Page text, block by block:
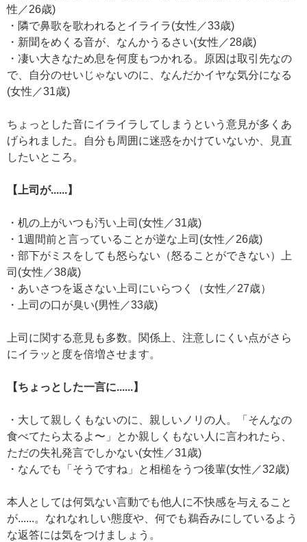
性／26歳)
・隣で鼻歌を歌われるとイライラ(女性／33歳)
・新聞をめくる音が、なんかうるさい(女性／28歳)
・凄い大きなため息を何度もつかれる。原因は取引先なの
で、自分のせいじゃないのに、なんだかイヤな気分になる
(女性／31歳)
ちょっとした音にイライラしてしまうという意見が多くあ
げられました。自分も周囲に迷惑をかけていないか、見直
したいところ。
【上司が......】
・机の上がいつも汚い上司(女性／31歳)
・1週間前と言っていることが逆な上司(女性／26歳)
・部下がミスをしても怒らない（怒ることができない）上
司(女性／38歳)
・あいさつを返さない上司にいらつく（女性／27歳）
・上司の口が臭い(男性／33歳)
上司に関する意見も多数。関係上、注意しにくい点がさら
にイラッと度を倍増させます。
【ちょっとした一言に......】
・大して親しくもないのに、親しいノリの人。「そんなの
食べてたら太るよ〜」とか親しくもない人に言われたら、
ただの失礼発言でしかない(女性／31歳)
・なんでも「そうですね」と相槌をうつ後輩(女性／32歳)
本人としては何気ない言動でも他人に不快感を与えること
が......。なれなれしい態度や、何でも鵜呑みにしているよう
な返答には気をつけましょう。